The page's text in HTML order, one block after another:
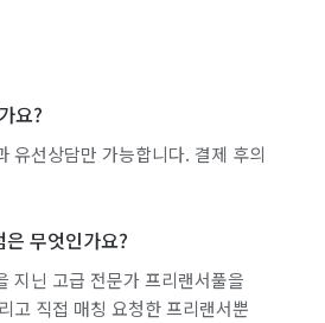
요?
유선상담만 가능합니다. 결제 후의
무엇인가요?
지닌 고급 전문가 프리랜서풀을
고 직접 매칭 요청한 프리랜서뿐